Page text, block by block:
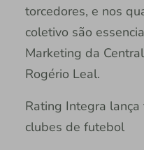
torcedores, e nos
coletivo são
Marketing da
Rogério Leal.
Rating Integra
clubes de futebol